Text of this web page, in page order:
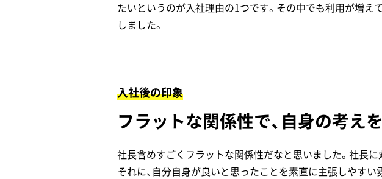
たいというのが入社理由の1つです。その中でも利用が増
しました。
入社後の印象
フラットな関係性で、自身の考え
社長含めすごくフラットな関係性だなと思いました。社長に
それに、自分自身が良いと思ったことを素直に主張しやすい